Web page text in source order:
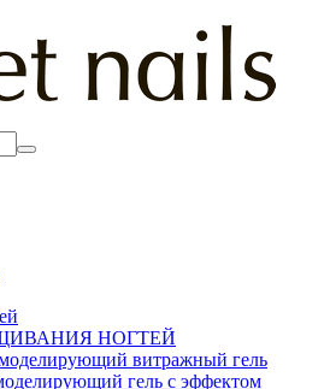
НОГТЕЙ
витражный гель
гель с эффектом